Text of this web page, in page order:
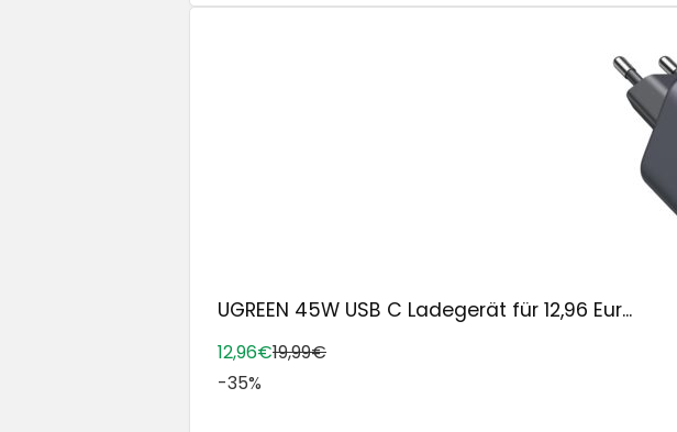
UGREEN 45W USB C Ladegerät für 12,96 Eur...
12,96€19,99€
-35%